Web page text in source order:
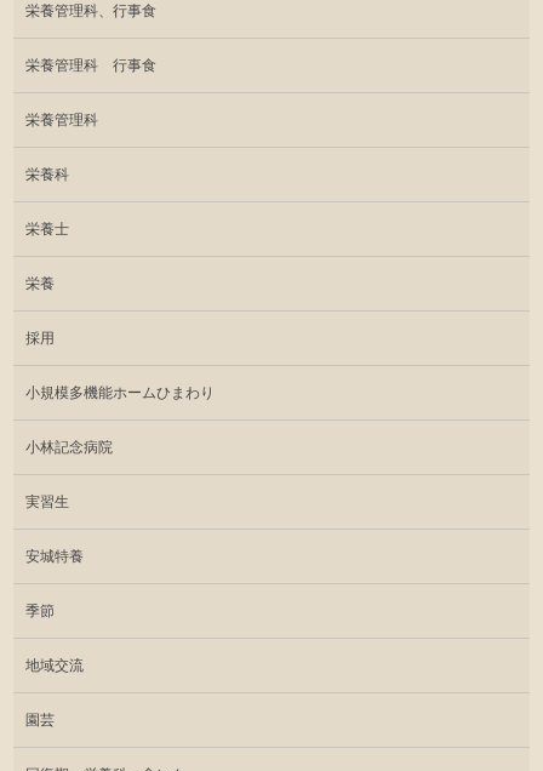
栄養管理科、行事食
栄養管理科 行事食
栄養管理科
栄養科
栄養士
栄養
採用
小規模多機能ホームひまわり
小林記念病院
実習生
安城特養
季節
地域交流
園芸